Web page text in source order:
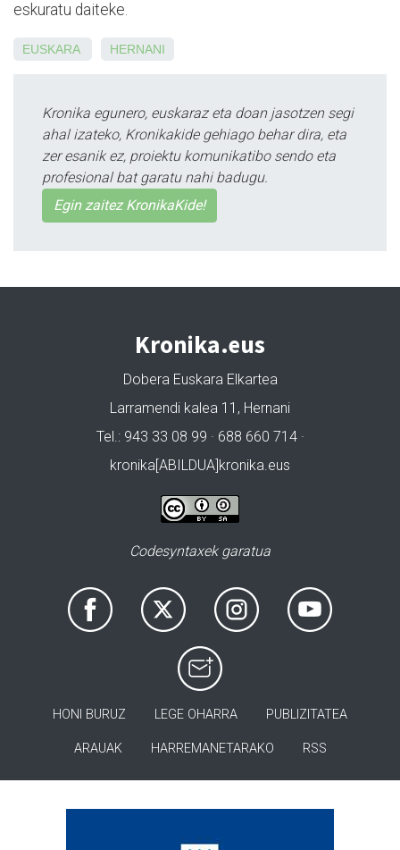
eskuratu daiteke.
EUSKARA HERNANI
Kronika egunero, euskaraz eta doan jasotzen segi
ahal izateko, Kronikakide gehiago behar dira, eta
zer esanik ez, proiektu komunikatibo sendo eta
profesional bat garatu nahi badugu.
Egin zaitez KronikaKide!
Kronika.eus
Dobera Euskara Elkartea
Larramendi kalea 11, Hernani
Tel.: 943 33 08 99 · 688 660 714 ·
kronika[ABILDUA]kronika.eus
Codesyntaxek garatua
HONI BURUZ LEGE OHARRA PUBLIZITATEA
ARAUAK HARREMANETARAKO RSS